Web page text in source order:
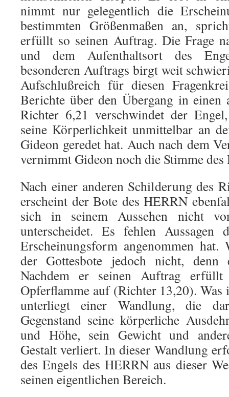
nimmt nur gelegentlich die
bestimmten Größenmaßen an,
erfüllt so seinen Auftrag. Die Frage
und dem Aufenthaltsort des
besonderen Auftrags birgt weit
Aufschlußreich für diesen
Berichte über den Übergang in einen
Richter 6,21 verschwindet der
seine Körperlichkeit unmittelbar an
Gideon geredet hat. Auch nach dem
vernimmt Gideon noch die Stimme des
Nach einer anderen Schilderung des
erscheint der Bote des HERRN
sich in seinem Aussehen nicht
unterscheidet. Es fehlen Aussagen
Erscheinungsform angenommen
der Gottesbote jedoch nicht, denn
Nachdem er seinen Auftrag
Opferflamme auf (Richter 13,20). Was
unterliegt einer Wandlung, die
Gegenstand seine körperliche
und Höhe, sein Gewicht und
Gestalt verliert. In dieser Wandlung
des Engels des HERRN aus dieser
seinen eigentlichen Bereich.